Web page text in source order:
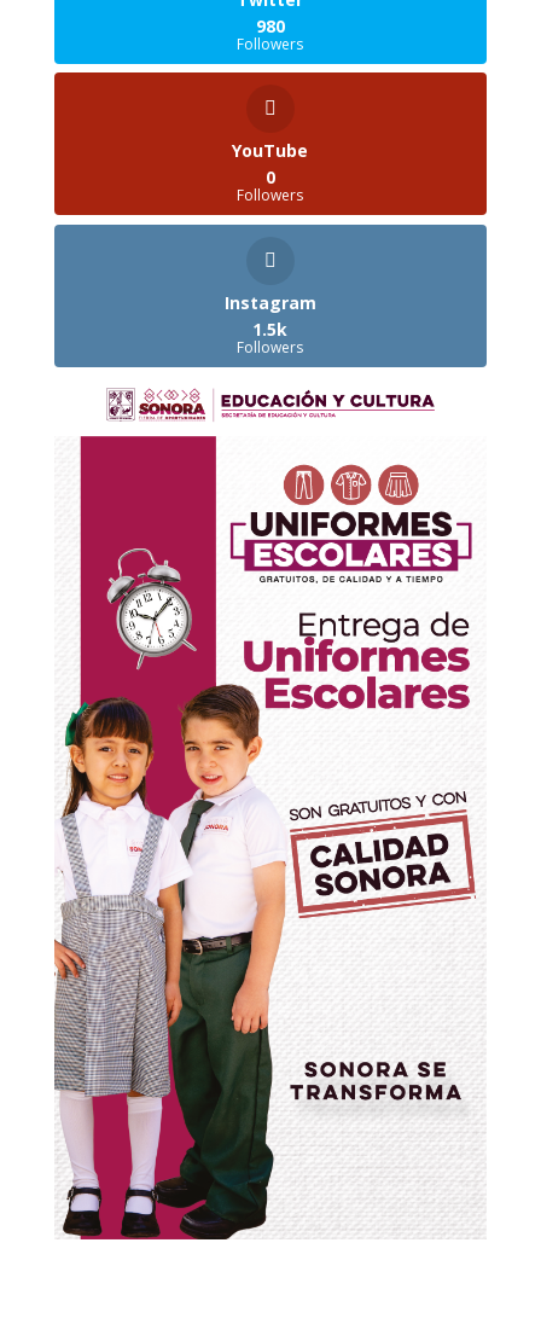
980
Followers
YouTube
0
Followers
Instagram
1.5k
Followers